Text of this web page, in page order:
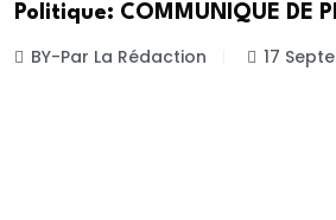
Politique: COMMUNIQUE DE
BY-Par La Rédaction 17